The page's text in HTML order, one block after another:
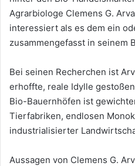
Agrarbiologe Clemens G.
interessiert als es dem ein
zusammengefasst in seinem
Bei seinen Recherchen ist
erhoffte, reale Idylle
Bio-Bauernhöfen ist
Tierfabriken, endlosen
industrialisierter
Aussagen von Clemens G.